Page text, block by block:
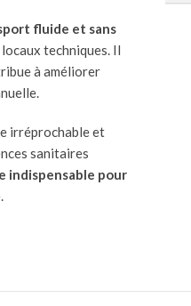
fluide et sans
techniques. Il
à améliorer
irréprochable et
sanitaires
indispensable pour